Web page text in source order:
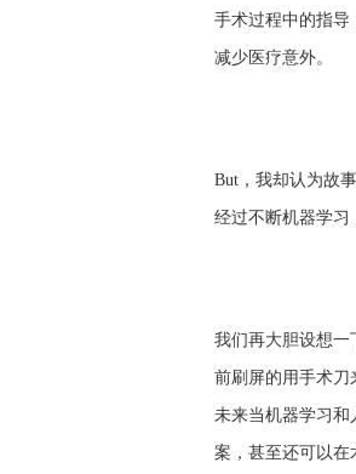
手术过程中的指导
减少医疗意外。
But，我却认为故
经过不断机器学习
我们再大胆设想
前刷屏的用手术刀
未来当机器学习和
案，甚至还可以在